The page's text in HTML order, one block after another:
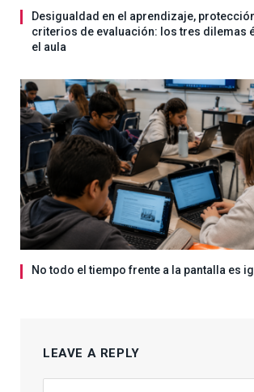
Desigualdad en el aprendizaje,
criterios de evaluación: los tres dilemas
el aula
No todo el tiempo frente a la pantalla es
LEAVE A REPLY